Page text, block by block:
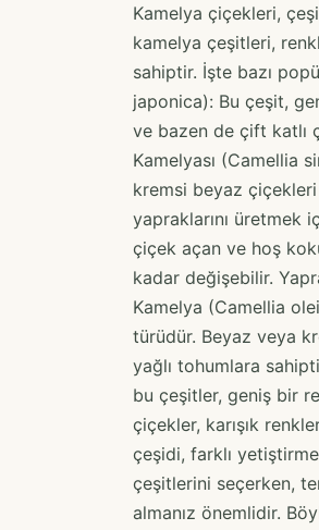
Kamelya çiçekleri,
kamelya çeşitleri,
sahiptir. İşte bazı
japonica): Bu çeşit,
ve bazen de çift katlı
Kamelyası (Camellia
kremsi beyaz
yapraklarını üretmek
çiçek açan ve hoş
kadar değişebilir.
Kamelya (Camellia
türüdür. Beyaz veya
yağlı tohumlara
bu çeşitler, geniş bir
çiçekler, karışık
çeşidi, farklı
çeşitlerini seçerken,
almanız önemlidir.